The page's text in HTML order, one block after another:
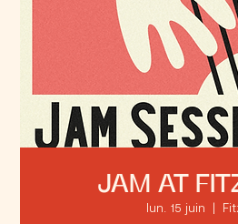
JAM AT
lun. 15 juin
  |